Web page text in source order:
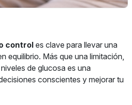
control es clave para llevar una
equilibrio. Más que una limitación,
de glucosa es una
conscientes y mejorar tu